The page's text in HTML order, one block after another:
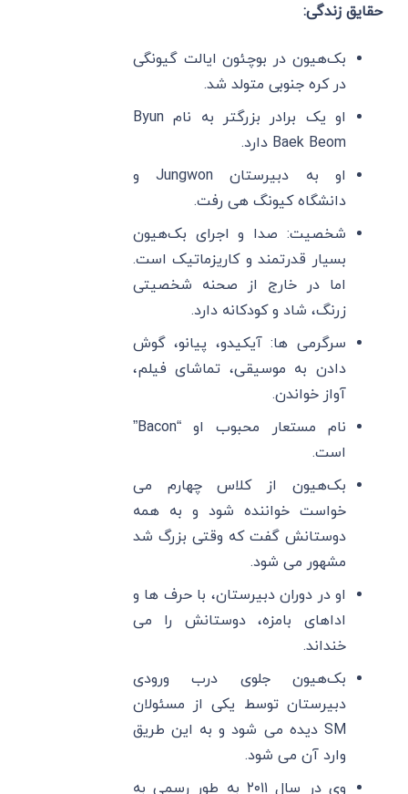
حقایق زندگی:
بک‌هیون در بوچئون ایالت گیونگی
در کره جنوبی متولد شد.
او یک برادر بزرگتر به نام Byun
Baek Beom دارد.
او به دبیرستان Jungwon و
دانشگاه کیونگ هی رفت.
شخصیت: صدا و اجرای بک‌هیون
بسیار قدرتمند و کاریزماتیک است.
اما در خارج از صحنه شخصیتی
زرنگ، شاد و کودکانه دارد.
سرگرمی ها: آیکیدو، پیانو، گوش
دادن به موسیقی، تماشای فیلم،
آواز خواندن.
نام مستعار محبوب او “Bacon”
است.
بک‌هیون از کلاس چهارم می
خواست خواننده شود و به همه
دوستانش گفت که وقتی بزرگ شد
مشهور می شود.
او در دوران دبیرستان، با حرف ها و
اداهای بامزه، دوستانش را می
خنداند.
بک‌هیون جلوی درب ورودی
دبیرستان توسط یکی از مسئولان
SM دیده می شود و به این طریق
وارد آن می شود.
وی در سال ۲۰۱۱ به طور رسمی به